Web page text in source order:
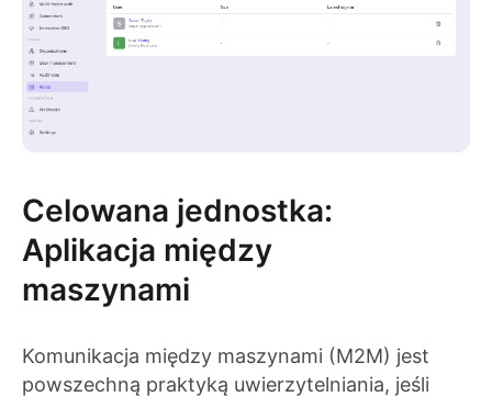
Celowana jednostka:
Aplikacja między
maszynami
Komunikacja między maszynami (M2M) jest
powszechną praktyką uwierzytelniania, jeśli